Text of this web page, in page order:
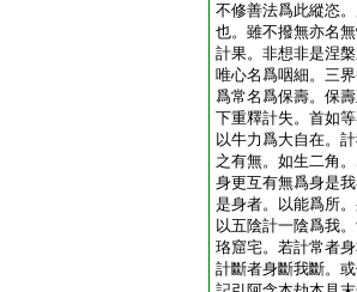
不修善法爲此縱恣
也。雖不撥無亦名
計果。非想非是涅
唯心名爲咽細。三
爲常名爲保壽。保
下重釋計失。首如
以牛力爲大自在。
之有無。如生二角
身更互有無爲身是
是身者。以能爲所
以五陰計一陰爲我
珞窟宅。若計常者
計斷者身斷我斷。